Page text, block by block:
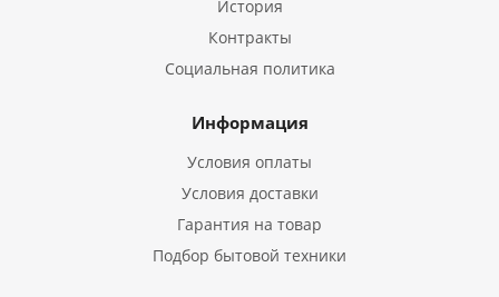
История
Контракты
Социальная политика
Информация
Условия оплаты
Условия доставки
Гарантия на товар
Подбор бытовой техники